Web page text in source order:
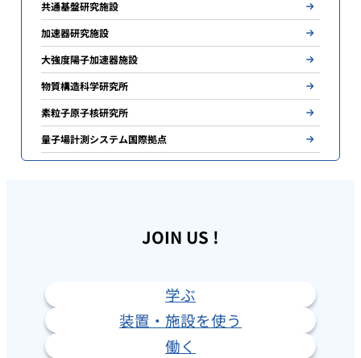
共通基盤研究施設
加速器研究施設
大強度陽子加速器施設
物質構造科学研究所
素粒子原子核研究所
量子場計測システム国際拠点
JOIN US !
学ぶ
装置・施設を使う
働く